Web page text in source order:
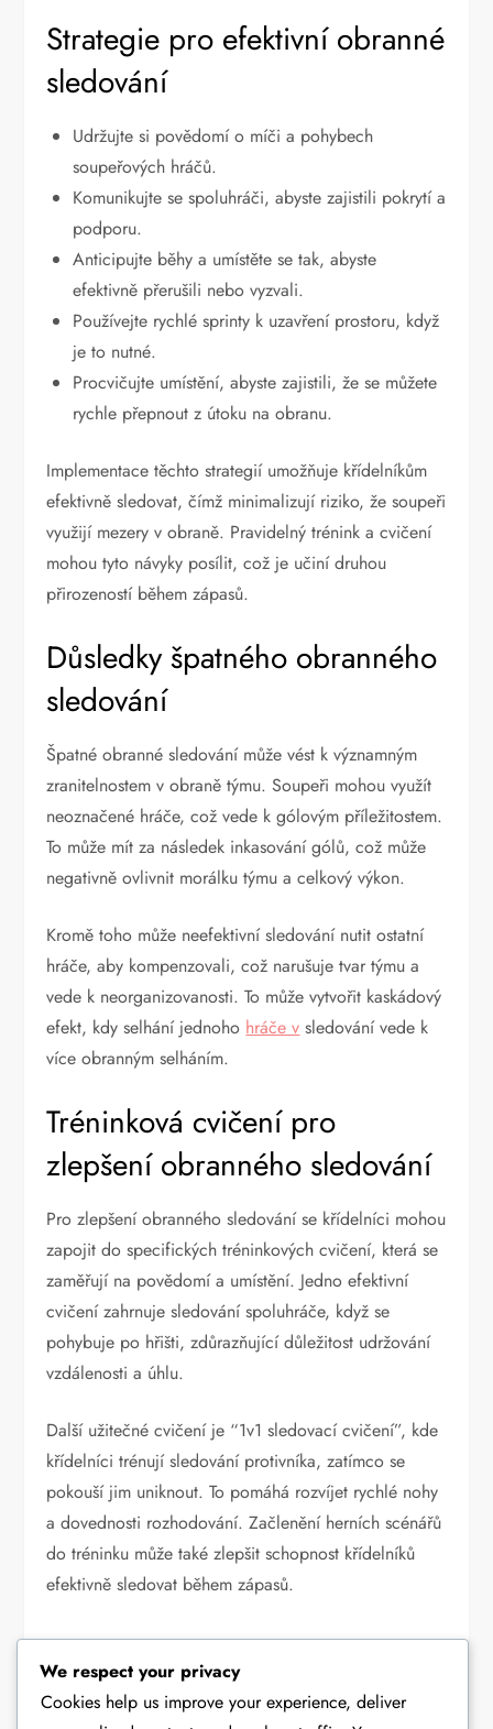
Strategie pro efektivní obranné
sledování
Udržujte si povědomí o míči a pohybech
soupeřových hráčů.
Komunikujte se spoluhráči, abyste zajistili pokrytí a
podporu.
Anticipujte běhy a umístěte se tak, abyste
efektivně přerušili nebo vyzvali.
Používejte rychlé sprinty k uzavření prostoru, když
je to nutné.
Procvičujte umístění, abyste zajistili, že se můžete
rychle přepnout z útoku na obranu.
Implementace těchto strategií umožňuje křídelníkům
efektivně sledovat, čímž minimalizují riziko, že soupeři
využijí mezery v obraně. Pravidelný trénink a cvičení
mohou tyto návyky posílit, což je učiní druhou
přirozeností během zápasů.
Důsledky špatného obranného
sledování
Špatné obranné sledování může vést k významným
zranitelnostem v obraně týmu. Soupeři mohou využít
neoznačené hráče, což vede k gólovým příležitostem.
To může mít za následek inkasování gólů, což může
negativně ovlivnit morálku týmu a celkový výkon.
Kromě toho může neefektivní sledování nutit ostatní
hráče, aby kompenzovali, což narušuje tvar týmu a
vede k neorganizovanosti. To může vytvořit kaskádový
efekt, kdy selhání jednoho hráče v sledování vede k
více obranným selháním.
Tréninková cvičení pro
zlepšení obranného sledování
Pro zlepšení obranného sledování se křídelníci mohou
zapojit do specifických tréninkových cvičení, která se
zaměřují na povědomí a umístění. Jedno efektivní
cvičení zahrnuje sledování spoluhráče, když se
pohybuje po hřišti, zdůrazňující důležitost udržování
vzdálenosti a úhlu.
Další užitečné cvičení je “1v1 sledovací cvičení”, kde
křídelníci trénují sledování protivníka, zatímco se
pokouší jim uniknout. To pomáhá rozvíjet rychlé nohy
a dovednosti rozhodování. Začlenění herních scénářů
do tréninku může také zlepšit schopnost křídelníků
efektivně sledovat během zápasů.
HERNÍ ROLE HRÁČŮ V ROZESTAVENÍ 4-2-2-2
We respect your privacy
Cookies help us improve your experience, deliver